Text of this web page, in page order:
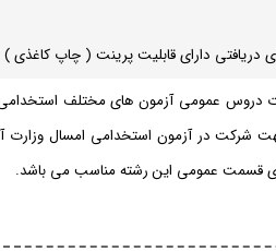
دریافتی دارای قابلیت پرینت ( چاپ کاغذی
دروس عمومی آزمون های مختلف
شرکت در آزمون استخدامی امسال وزارت
قسمت عمومی این رشته مناسب می باشد.